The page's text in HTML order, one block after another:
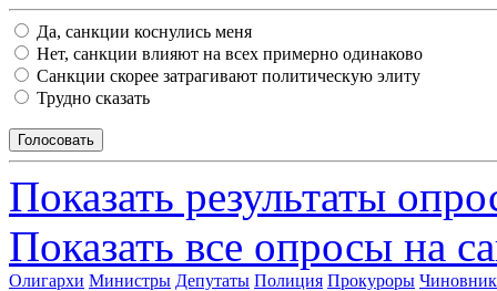
Да, санкции коснулись меня
Нет, санкции влияют на всех примерно одинаково
Санкции скорее затрагивают политическую элиту
Трудно сказать
Показать результаты
Показать все опросы на
Олигархи Министры Депутаты Полиция Прокуроры